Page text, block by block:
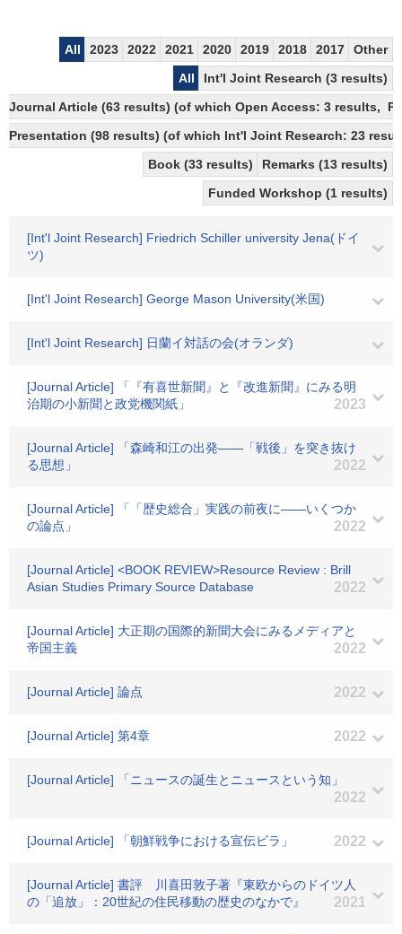
All 2023 2022 2021 2020 2019 2018 2017
Other
All
Int'l Joint Research (3 results)
Journal Article (63 results) (of which Open Access: 3 results,
Presentation (98 results) (of which Int'l Joint Research: 23
Book (33 results)
Remarks (13 results)
Funded Workshop (1 results)
[Int'l Joint Research] Friedrich Schiller university Jena(ドイ
ツ)
[Int'l Joint Research] George Mason University(米国)
[Int'l Joint Research] 日蘭イ対話の会(オランダ)
[Journal Article] 「『有喜世新聞』と『改進新聞』にみる明
治期の小新聞と政党機関紙」
2023
[Journal Article] 「森崎和江の出発――「戦後」を突き抜け
る思想」
2022
[Journal Article] 「「歴史総合」実践の前夜に――いくつか
の論点」
2022
[Journal Article] <BOOK REVIEW>Resource Review : Brill
Asian Studies Primary Source Database
2022
[Journal Article] 大正期の国際的新聞大会にみるメディアと
帝国主義
2022
[Journal Article] 論点 2022
[Journal Article] 第4章 2022
[Journal Article] 「ニュースの誕生とニュースという知」
2022
[Journal Article] 「朝鮮戦争における宣伝ビラ」 2022
[Journal Article] 書評 川喜田敦子著『東欧からのドイツ人
の「追放」：20世紀の住民移動の歴史のなかで』
2021